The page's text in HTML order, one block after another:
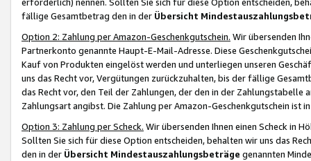
fällige Gesamtbetrag den in der Übersicht
Option 2: Zahlung per Amazon-Geschenkgutschein. Wir übersenden
Partnerkonto genannte Haupt-E-Mail-Adresse. Diese
Kauf von Produkten eingelöst werden und unterliegen unseren
uns das Recht vor, Vergütungen zurückzuhalten, bis der fällige
das Recht vor, den Teil der Zahlungen, der den in der
Zahlungsart angibst. Die Zahlung per Amazon-Geschenkgutschein ist
Option 3: Zahlung per Scheck. Wir übersenden Ihnen einen Scheck in
Sollten Sie sich für diese Option entscheiden, behalten wir uns das
den in der Übersicht Mindestauszahlungsbeträge genannten